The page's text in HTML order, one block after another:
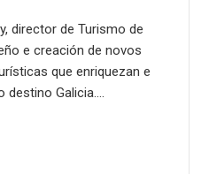
director de Turismo de
e creación de novos
que enriquezan e
Galicia.…